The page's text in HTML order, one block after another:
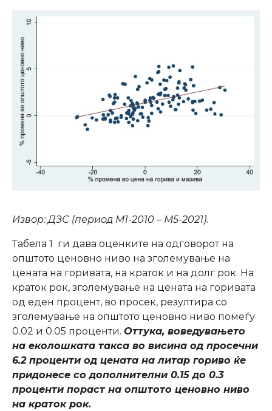
Извор: ДЗС (период М1-2010 – М5-2021).
Табела 1 ги дава оценките на одговорот на
општото ценовно ниво на зголемување на
цената на горивата, на краток и на долг рок. На
краток рок, зголемување на цената на горивата
од еден процент, во просек, резултира со
зголемување на општото ценовно ниво помеѓу
0.02 и 0.05 проценти. Оттука, воведувањето
на еколошката такса во висина од просечни
6.2 проценти од цената на литар гориво ќе
придонесе со дополнителни 0.15 до 0.3
проценти пораст на општото ценовно ниво
на краток рок.